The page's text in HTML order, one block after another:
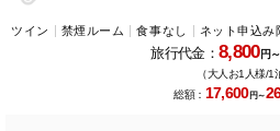
ツイン 禁煙ルーム 食事なし ネット申込み
旅行代金： 8,800円～
（大人お1人様/1
総額： 17,600円～